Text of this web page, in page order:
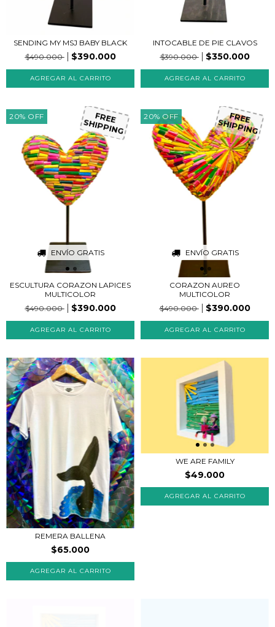
SENDING MY MSJ BABY BLACK
$490.000
$390.000
INTOCABLE DE PIE CLAVOS
$390.000
$350.000
20% OFF
ENVÍO GRATIS
FREE
SHIPPING
ESCULTURA CORAZON LAPICES
MULTICOLOR
$490.000
$390.000
20% OFF
ENVÍO GRATIS
FREE
SHIPPING
CORAZON AUREO
MULTICOLOR
$490.000
$390.000
REMERA BALLENA
$65.000
WE ARE FAMILY
$49.000